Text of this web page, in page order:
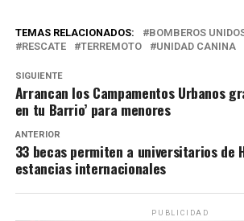
TEMAS RELACIONADOS:
BOMBEROS
RESCATE
TERREMOTO UNIDAD CANINA
SIGUIENTE
Arrancan los Campamentos Urbanos
en tu Barrio’ para menores
ANTERIOR
33 becas permiten a universitarios de
estancias internacionales
PUBLICIDAD